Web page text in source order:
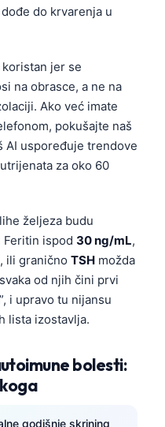
do krvarenja u
jer se
na obrasce, a ne na
Ako već imate
pokušajte naš
AI uspoređuje trendove
za oko 60
željeza budu
Feritin ispod 30 ng/mL,
, ili granično TSH možda
od njih čini prvi
i upravo tu nijansu
lista izostavlja.
bolesti:
godišnje skrining